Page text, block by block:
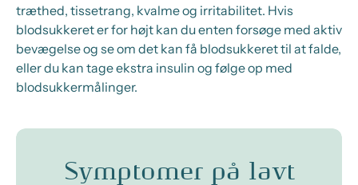
træthed, tissetrang, kvalme og irritabilitet. Hvis
blodsukkeret er for højt kan du enten forsøge med aktiv
bevægelse og se om det kan få blodsukkeret til at falde,
eller du kan tage ekstra insulin og følge op med
blodsukkermålinger.
Symptomer på lavt